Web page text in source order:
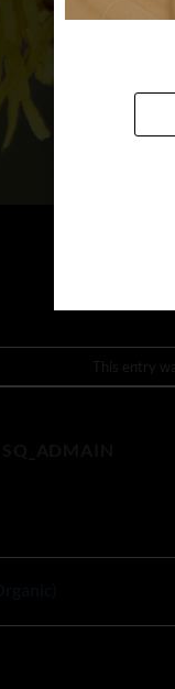
This entry